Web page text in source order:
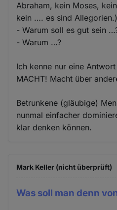
Abraham, kein Moses,
kein …. es sind Allegorien.)
- Warum soll es gut sein
- Warum …?
Ich kenne nur eine
MACHT! Macht über
Betrunkene (gläubige)
nunmal einfacher
klar denken können.
Mark Keller (nicht überprüft)
Was soll man denn